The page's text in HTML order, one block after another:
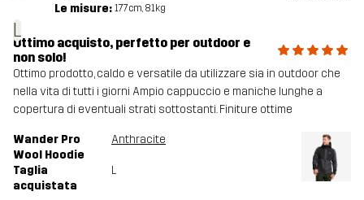
L
Le misure: 177cm, 81kg
Ottimo acquisto, perfetto per outdoor e
non solo!
Ottimo prodotto, caldo e versatile da utilizzare sia in outdoor che
nella vita di tutti i giorni Ampio cappuccio e maniche lunghe a
copertura di eventuali strati sottostanti. Finiture ottime
Wander Pro
Wool Hoodie
Anthracite
Taglia
acquistata
L